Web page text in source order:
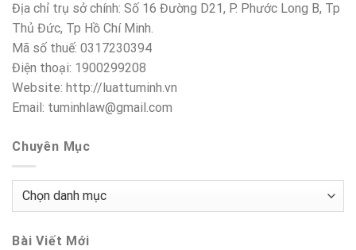
Địa chỉ trụ sở chính: Số 16 Đường D21, P. Phước Long B, Tp
Thủ Đức, Tp Hồ Chí Minh.
Mã số thuế: 0317230394
Điện thoại: 1900299208
Website: http://luattuminh.vn
Email: tuminhlaw@gmail.com
Chuyên Mục
Chuyên
Bài Viết Mới